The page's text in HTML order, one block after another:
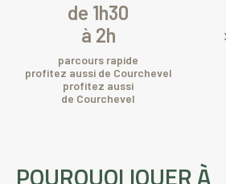
de 1h30
à 2h
parcours rapide
profitez aussi de Courchevel
profitez aussi
de Courchevel
POURQUOI JOUER À